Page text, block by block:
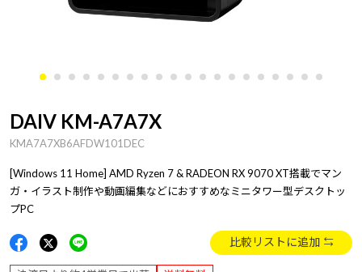
DAIV KM-A7A7X
KMA7A7XB6AFDW101DEC
[Windows 11 Home] AMD Ryzen 7 & RADEON RX 9070 XT搭載でマン
ガ・イラスト制作や動画編集などにおすすめなミニタワー型デスクトッ
プPC
比較リストに追加